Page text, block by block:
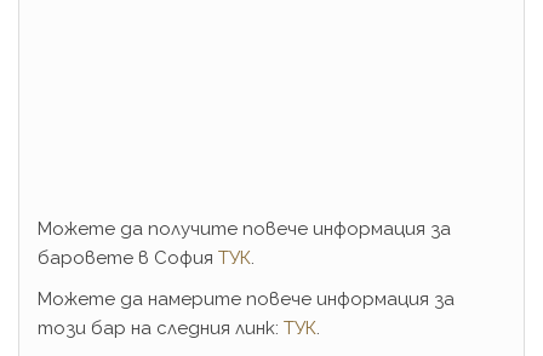
Можете да получите повече информация за
баровете в София ТУК.
Можете да намерите повече информация за
този бар на следния линк: ТУК.